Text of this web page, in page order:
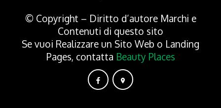
© Copyright – Diritto d’autore Marchi e
Contenuti di questo sito
Se vuoi Realizzare un Sito Web o Landing
Pages, contatta Beauty Places